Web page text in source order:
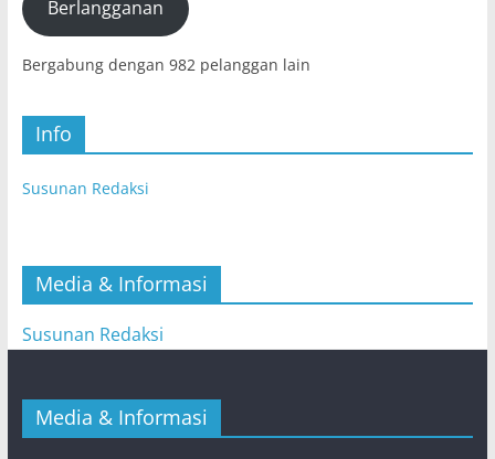
mail)Berlangganan
Bergabung dengan 982 pelanggan lain
Info
Susunan Redaksi
Media & Informasi
Susunan Redaksi
Media & Informasi